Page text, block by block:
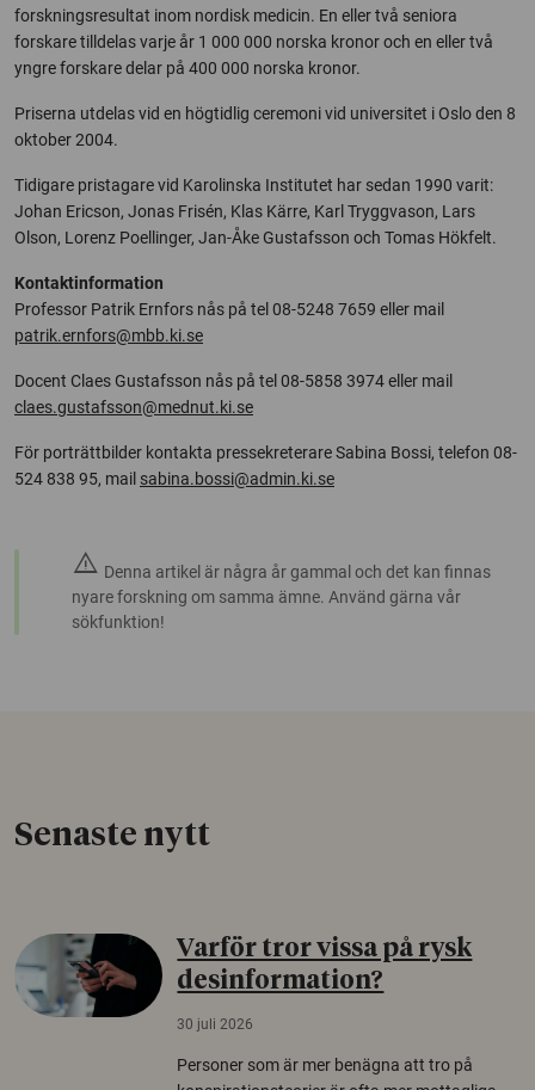
forskningsresultat inom nordisk medicin. En eller två seniora
forskare tilldelas varje år 1 000 000 norska kronor och en eller två
yngre forskare delar på 400 000 norska kronor.
Priserna utdelas vid en högtidlig ceremoni vid universitet i Oslo den 8
oktober 2004.
Tidigare pristagare vid Karolinska Institutet har sedan 1990 varit:
Johan Ericson, Jonas Frisén, Klas Kärre, Karl Tryggvason, Lars
Olson, Lorenz Poellinger, Jan-Åke Gustafsson och Tomas Hökfelt.
Kontaktinformation
Professor Patrik Ernfors nås på tel 08-5248 7659 eller mail
patrik.ernfors@mbb.ki.se
Docent Claes Gustafsson nås på tel 08-5858 3974 eller mail
claes.gustafsson@mednut.ki.se
För porträttbilder kontakta pressekreterare Sabina Bossi, telefon 08-
524 838 95, mail sabina.bossi@admin.ki.se
warning Denna artikel är några år gammal och det kan finnas
nyare forskning om samma ämne. Använd gärna vår
sökfunktion!
Senaste nytt
Varför tror vissa på rysk
desinformation?
30 juli 2026
Personer som är mer benägna att tro på